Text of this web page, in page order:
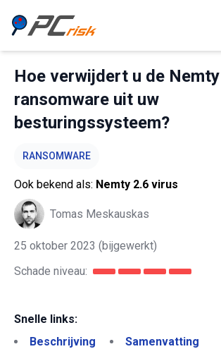
Hoe verwijdert u de
ransomware uit uw
besturingssysteem?
RANSOMWARE
Ook bekend als: Nemty 2.6 virus
Tomas Meskauskas
25 oktober 2023 (bijgewerkt)
Schade niveau:
Snelle links:
Beschrijving
Samenvatting